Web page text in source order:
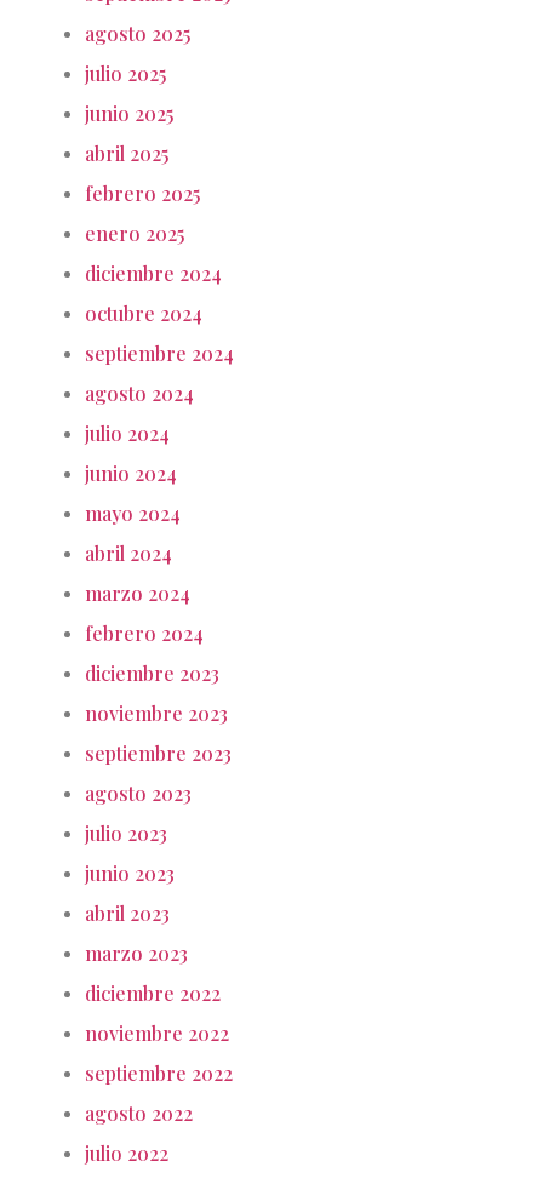
agosto 2025
julio 2025
junio 2025
abril 2025
febrero 2025
enero 2025
diciembre 2024
octubre 2024
septiembre 2024
agosto 2024
julio 2024
junio 2024
mayo 2024
abril 2024
marzo 2024
febrero 2024
diciembre 2023
noviembre 2023
septiembre 2023
agosto 2023
julio 2023
junio 2023
abril 2023
marzo 2023
diciembre 2022
noviembre 2022
septiembre 2022
agosto 2022
julio 2022